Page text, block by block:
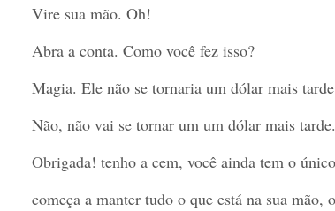
Vire sua mão. Oh!
Abra a conta. Como você fez isso?
Magia. Ele não se tornaria um dólar mais
Não, não vai se tornar um um dólar mais tarde.
Obrigada! tenho a cem, você ainda tem o
começa a manter tudo o que está na sua mão,